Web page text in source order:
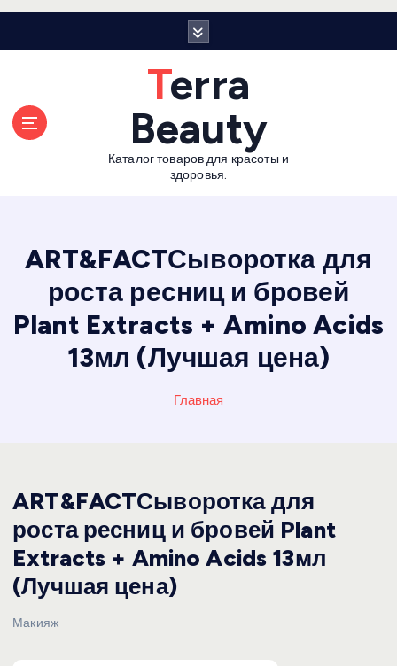
Terra
Beauty
Каталог товаров для красоты и
здоровья.
ART&FACTСыворотка для
роста ресниц и бровей
Plant Extracts + Amino Acids
13мл (Лучшая цена)
Главная
ART&FACTСыворотка для
роста ресниц и бровей Plant
Extracts + Amino Acids 13мл
(Лучшая цена)
Макияж